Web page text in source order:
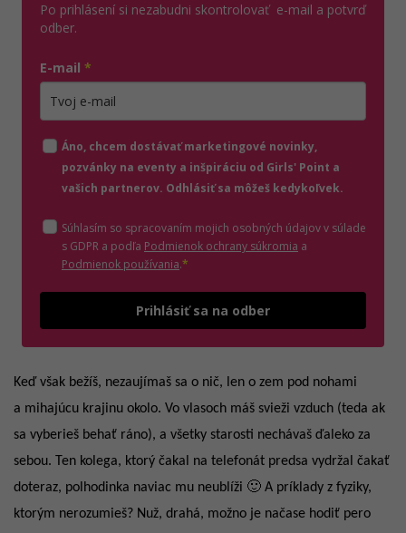
Po prihlásení si nezabudni skontrolovať e-mail a potvrď
odber.
E-mail *
Áno, chcem dostávať marketingové novinky,
pozvánky na eventy a inšpiráciu od Girls' Point a
vašich partnerov. Odhlásiť sa môžeš kedykoľvek.
Súhlasím so spracovaním mojich osobných údajov v súlade
s GDPR a podľa Podmienok ochrany súkromia (otvorí sa v novom
a
Podmienok používania(otvorí sa v novom okne)
.*
Prihlásiť sa na odber
Keď však bežíš, nezaujímaš sa o nič, len o zem pod nohami
a mihajúcu krajinu okolo. Vo vlasoch máš svieži vzduch (teda ak
sa vyberieš behať ráno), a všetky starosti nechávaš ďaleko za
sebou. Ten kolega, ktorý čakal na telefonát predsa vydržal čakať
doteraz, polhodinka naviac mu neublíži 🙂 A príklady z fyziky,
ktorým nerozumieš? Nuž, drahá, možno je načase hodiť pero